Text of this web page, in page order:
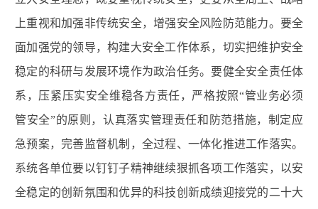
上重视和加强非传统安全，增强安全风险防范能力。要全
面加强党的领导，构建大安全工作体系，切实把维护安全
稳定的科研与发展环境作为政治任务。要健全安全责任体
系，压紧压实安全维稳各方责任，严格按照“管业务必须
管安全”的原则，认真落实管理责任和防范措施，制定应
急预案，完善监督机制，全过程、一体化推进工作落实。
系统各单位要以钉钉子精神继续狠抓各项工作落实，以安
全稳定的创新氛围和优异的科技创新成绩迎接党的二十大